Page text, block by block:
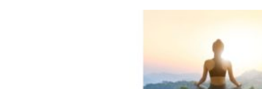
の評価と治療」です。 興味のある方は